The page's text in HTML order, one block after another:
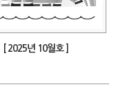
[ 2025년 10월호 ]